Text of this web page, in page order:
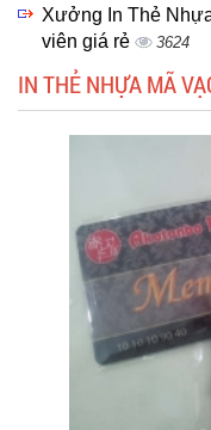
Xưởng In Thẻ
viên giá rẻ
3624
IN THẺ NHỰA MÃ